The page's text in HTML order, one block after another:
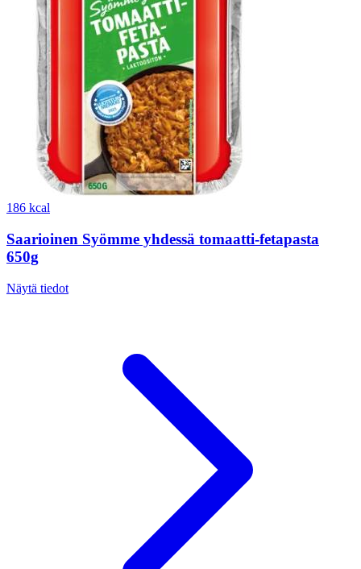
186 kcal
Saarioinen Syömme yhdessä tomaatti-fetapasta
650g
Näytä tiedot